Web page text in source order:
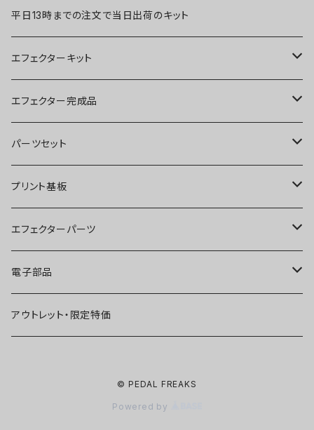
平日13時までの注文で当日出荷のキット
エフェクターキット
ブースター
オーバードライブ
ディストーション
ファズ
プリアンプ
空間系
エフェクター完成品
ブースター
オーバードライブ
ディストーション
ファズ
空間系
パーツセット
ブースター
オーバードライブ
ディストーション
ファズ
プリント基板
オーバードライブ
ディストーション
ファズ
エフェクターパーツ
スイッチ
ジャック
電子部品
IC
アウトレット・限定特価
© PEDAL FREAKS
Powered by